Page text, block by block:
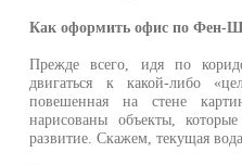
Как оформить офис по Фен-
Прежде всего, идя по
двигаться к какой-либо
повешенная на стене
нарисованы объекты,
развитие. Скажем, текущая